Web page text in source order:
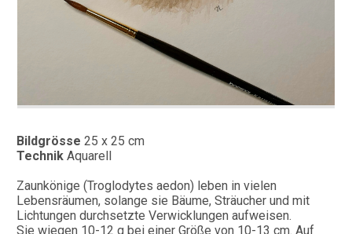
Bildgrösse 25 x 25 cm
Technik Aquarell
Zaunkönige (Troglodytes aedon) leben in vielen
Lebensräumen, solange sie Bäume, Sträucher und mit
Lichtungen durchsetzte Verwicklungen aufweisen.
Sie wiegen 10-12 g bei einer Größe von 10-13 cm. Auf